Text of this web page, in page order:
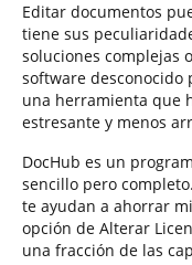
Editar documentos
tiene sus
soluciones complejas
software
una herramienta que
estresante y menos
DocHub es un
sencillo pero
te ayudan a ahorrar
opción de Alterar
una fracción de las